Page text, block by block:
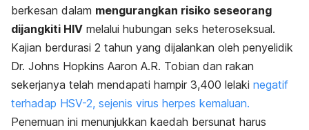
berkesan dalam mengurangkan risiko seseorang
dijangkiti HIV melalui hubungan seks heteroseksual.
Kajian berdurasi 2 tahun yang dijalankan oleh penyelidik
Dr. Johns Hopkins Aaron A.R. Tobian dan rakan
sekerjanya telah mendapati hampir 3,400 lelaki negatif
terhadap HSV-2, sejenis virus herpes kemaluan.
Penemuan ini menunjukkan kaedah bersunat harus